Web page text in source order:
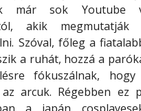
már sok Youtube
akik megmutatják
Szóval, főleg a
a ruhát, hozzá a
fókuszálnak,
arcuk. Régebben ez
a japán